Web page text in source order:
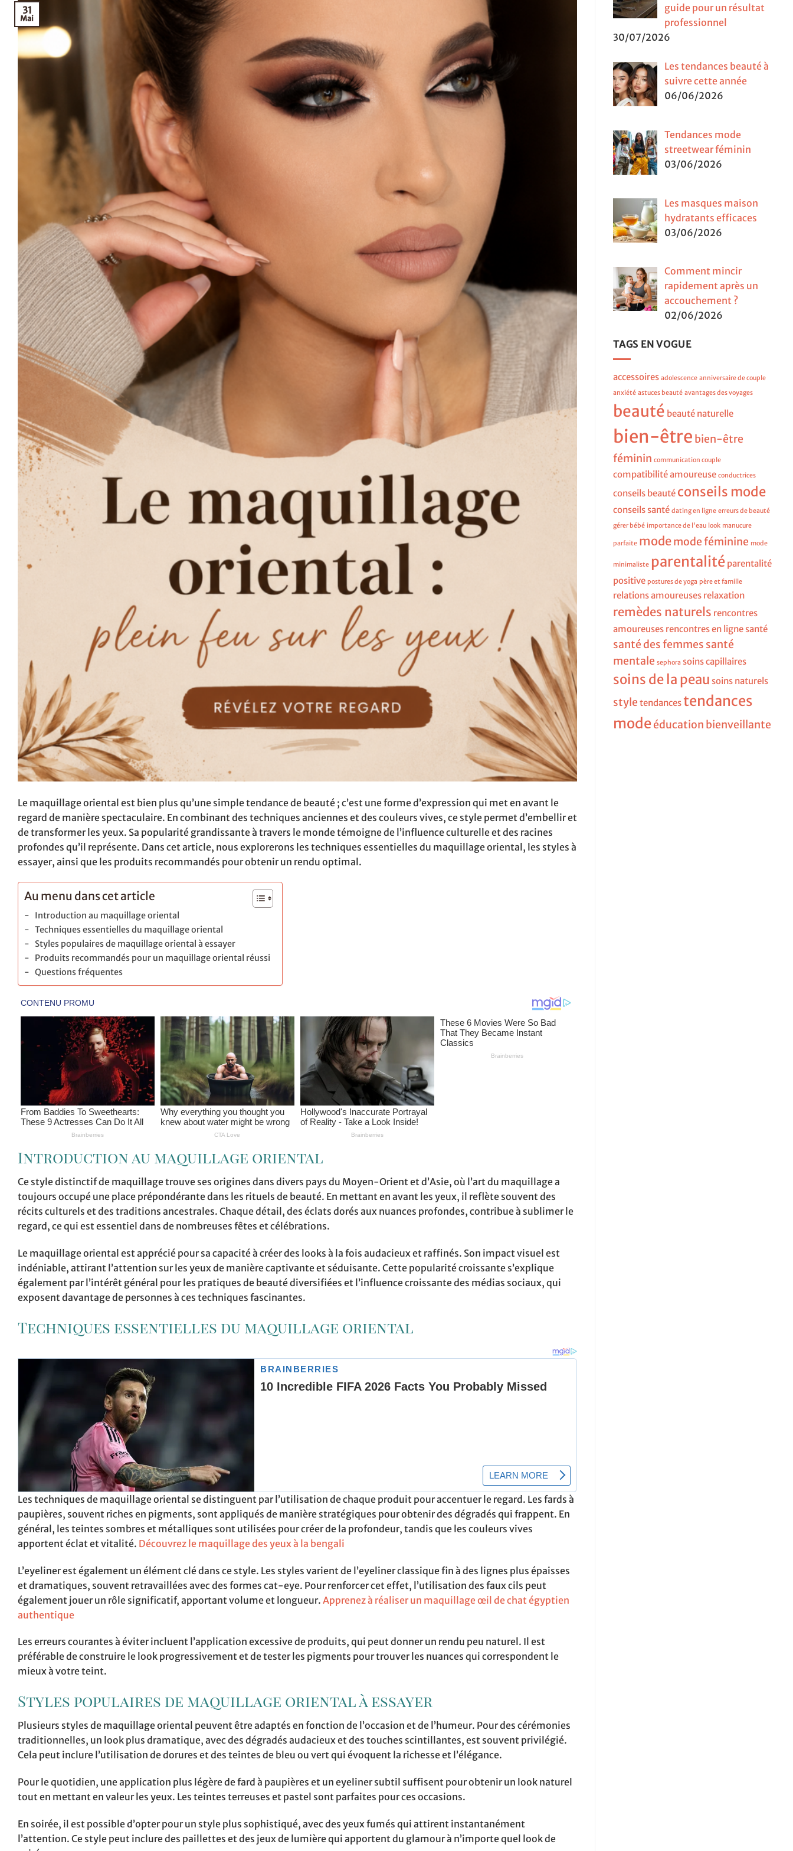
31
Mai
Le maquillage oriental est bien plus qu’une simple tendance de beauté ; c’est une forme d’expression qui met en avant le
regard de manière spectaculaire. En combinant des techniques anciennes et des couleurs vives, ce style permet d’embellir et
de transformer les yeux. Sa popularité grandissante à travers le monde témoigne de l’influence culturelle et des racines
profondes qu’il représente. Dans cet article, nous explorerons les techniques essentielles du maquillage oriental, les styles à
essayer, ainsi que les produits recommandés pour obtenir un rendu optimal.
Au menu dans cet article
Introduction au maquillage oriental
Techniques essentielles du maquillage oriental
Styles populaires de maquillage oriental à essayer
Produits recommandés pour un maquillage oriental réussi
Questions fréquentes
Introduction au maquillage oriental
Ce style distinctif de maquillage trouve ses origines dans divers pays du Moyen-Orient et d’Asie, où l’art du maquillage a
toujours occupé une place prépondérante dans les rituels de beauté. En mettant en avant les yeux, il reflète souvent des
récits culturels et des traditions ancestrales. Chaque détail, des éclats dorés aux nuances profondes, contribue à sublimer le
regard, ce qui est essentiel dans de nombreuses fêtes et célébrations.
Le maquillage oriental est apprécié pour sa capacité à créer des looks à la fois audacieux et raffinés. Son impact visuel est
indéniable, attirant l’attention sur les yeux de manière captivante et séduisante. Cette popularité croissante s’explique
également par l’intérêt général pour les pratiques de beauté diversifiées et l’influence croissante des médias sociaux, qui
exposent davantage de personnes à ces techniques fascinantes.
Techniques essentielles du maquillage oriental
Les techniques de maquillage oriental se distinguent par l’utilisation de chaque produit pour accentuer le regard. Les fards à
paupières, souvent riches en pigments, sont appliqués de manière stratégiques pour obtenir des dégradés qui frappent. En
général, les teintes sombres et métalliques sont utilisées pour créer de la profondeur, tandis que les couleurs vives
apportent éclat et vitalité. Découvrez le maquillage des yeux à la bengali
L’eyeliner est également un élément clé dans ce style. Les styles varient de l’eyeliner classique fin à des lignes plus épaisses
et dramatiques, souvent retravaillées avec des formes cat-eye. Pour renforcer cet effet, l’utilisation des faux cils peut
également jouer un rôle significatif, apportant volume et longueur. Apprenez à réaliser un maquillage œil de chat égyptien
authentique
Les erreurs courantes à éviter incluent l’application excessive de produits, qui peut donner un rendu peu naturel. Il est
préférable de construire le look progressivement et de tester les pigments pour trouver les nuances qui correspondent le
mieux à votre teint.
Styles populaires de maquillage oriental à essayer
Plusieurs styles de maquillage oriental peuvent être adaptés en fonction de l’occasion et de l’humeur. Pour des cérémonies
traditionnelles, un look plus dramatique, avec des dégradés audacieux et des touches scintillantes, est souvent privilégié.
Cela peut inclure l’utilisation de dorures et des teintes de bleu ou vert qui évoquent la richesse et l’élégance.
Pour le quotidien, une application plus légère de fard à paupières et un eyeliner subtil suffisent pour obtenir un look naturel
tout en mettant en valeur les yeux. Les teintes terreuses et pastel sont parfaites pour ces occasions.
En soirée, il est possible d’opter pour un style plus sophistiqué, avec des yeux fumés qui attirent instantanément
l’attention. Ce style peut inclure des paillettes et des jeux de lumière qui apportent du glamour à n’importe quel look de
guide pour un résultat
professionnel
30/07/2026
Les tendances beauté à
suivre cette année
06/06/2026
Tendances mode
streetwear féminin
03/06/2026
Les masques maison
hydratants efficaces
03/06/2026
Comment mincir
rapidement après un
accouchement ?
02/06/2026
TAGS EN VOGUE
accessoires adolescence anniversaire de couple
anxiété astuces beauté avantages des voyages
beauté beauté naturelle
bien-être bien-être
féminin communication couple
compatibilité amoureuse conductrices
conseils beauté conseils mode
conseils santé dating en ligne erreurs de beauté
gérer bébé importance de l'eau look manucure
parfaite modemode féminine mode
minimaliste parentalité parentalité
positive postures de yoga père et famille
relations amoureuses relaxation
remèdes naturels rencontres
amoureuses rencontres en ligne santé
santé des femmes santé
mentale sephora soins capillaires
soins de la peau soins naturels
style tendances tendances
mode éducation bienveillante